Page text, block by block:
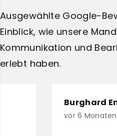
Ausgewählte Google-
Einblick, wie unsere
Kommunikation und
erlebt haben.
Burghard
vor 6 Monaten